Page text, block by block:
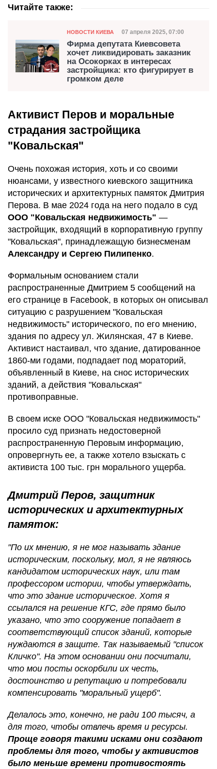
Читайте также:
Категория
НОВОСТИ КИЕВА Дата публикации
07 апреля 2025, 07:00
Фирма депутата Киевсовета
хочет ликвидировать заказник
на Осокорках в интересах
застройщика: кто фигурирует в
громком деле
Активист Перов и моральные
страдания застройщика
"Ковальская"
Очень похожая история, хоть и со своими
нюансами, у известного киевского защитника
исторических и архитектурных памяток Дмитрия
Перова. В мае 2024 года на него подало в суд
ООО "Ковальская недвижимость" —
застройщик, входящий в корпоративную группу
"Ковальская", принадлежащую бизнесменам
Александру и Сергею Пилипенко.
Формальным основанием стали
распространенные Дмитрием 5 сообщений на
его странице в Facebook, в которых он описывал
ситуацию с разрушением "Ковальская
недвижимость" исторического, по его мнению,
здания по адресу ул. Жилянская, 47 в Киеве.
Активист настаивал, что здание, датированное
1860-ми годами, подпадает под мораторий,
объявленный в Киеве, на снос исторических
зданий, а действия "Ковальская"
противоправные.
В своем иске ООО "Ковальская недвижимость"
просило суд признать недостоверной
распространенную Перовым информацию,
опровергнуть ее, а также хотело взыскать с
активиста 100 тыс. грн морального ущерба.
Дмитрий Перов, защитник
исторических и архитектурных
памяток:
"По их мнению, я не мог называть здание
историческим, поскольку, мол, я не являюсь
кандидатом исторических наук, или там
профессором истории, чтобы утверждать,
что это здание историческое. Хотя я
ссылался на решение КГС, где прямо было
указано, что это сооружение попадает в
соответствующий список зданий, которые
нуждаются в защите. Так называемый "список
Кличко". На этом основании они посчитали,
что мои посты оскорбили их честь,
достоинство и репутацию и потребовали
компенсировать "моральный ущерб".
Делалось это, конечно, не ради 100 тысяч, а
для того, чтобы отвлечь время и ресурсы.
Проще говоря такими исками они создают
проблемы для того, чтобы у активистов
было меньше времени противостоять